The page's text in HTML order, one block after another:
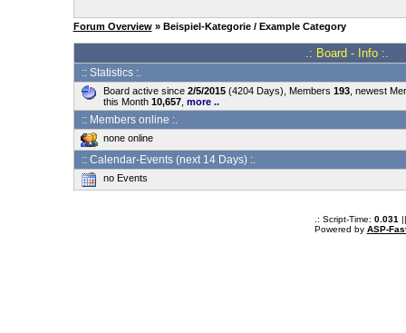
Forum Overview » Beispiel-Kategorie / Example Category
.: Board - Info :.
:: Statistics :.
Board active since 2/5/2015(4204 Days), Members 193, newest
this Month 10,657, more ..
:: Members online :.
none online
:: Calendar-Events (next 14 Days) :.
no Events
.: Script-Time: 0.031
Powered by ASP-